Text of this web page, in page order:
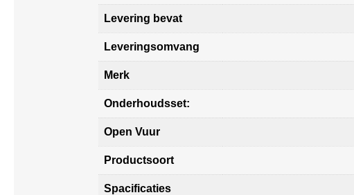
Levering bevat
Leveringsomvang
Merk
Onderhoudsset:
Open Vuur
Productsoort
Spacificaties